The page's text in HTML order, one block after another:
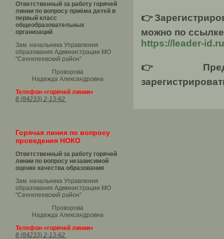
Ответственный за работу горячей
линии по вопросу приёма детей в
первый класс
общеобразовательных
организаций
Зам. начальника Управления
образования Администрации МО
"Сенгилеевский район"
Проворова
Надежда Александровна
Телефон «горячей линии»
8 (84233) 2-13-62
Горячая линия по вопросу
проведения НОКО
Ответственный за работу горячей
линии по вопросу независимой
оценке качества образования
Зам. начальника Управления
образования Администрации МО
"Сенгилеевский район"
Проворова
Надежда Александровна
Телефон «горячей линии»
8 (84233) 2-13-62
можно по ссылке
https://leader-